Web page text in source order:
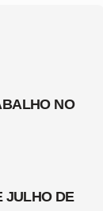
NO
JULHO DE